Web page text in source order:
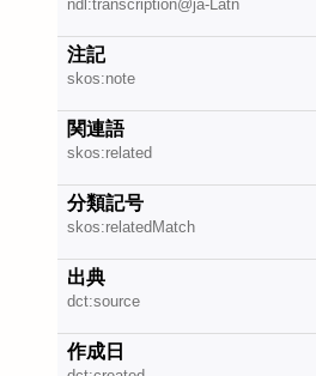
ndl:transcription@ja-Latn
注記
skos:note
関連語
skos:related
分類記号
skos:relatedMatch
出典
dct:source
作成日